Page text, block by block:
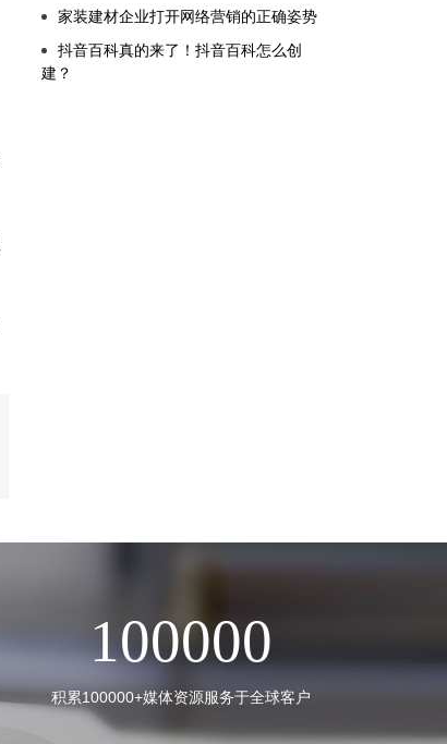
家装建材企业打开网络营销的正确姿势
抖音百科真的来了！抖音百科怎么创
建？
100000
积累100000+媒体资源服务于全球客户